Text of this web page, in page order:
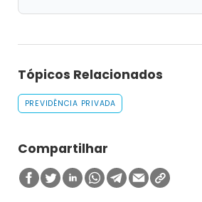
Tópicos Relacionados
PREVIDÊNCIA PRIVADA
Compartilhar